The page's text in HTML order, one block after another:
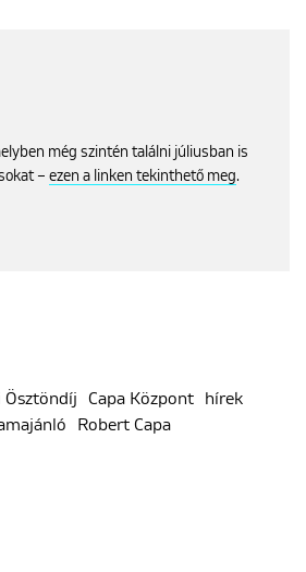
még szintén találni júliusban is
– ezen a linken tekinthető meg.
Ösztöndíj
Capa Központ
hírek
Robert Capa